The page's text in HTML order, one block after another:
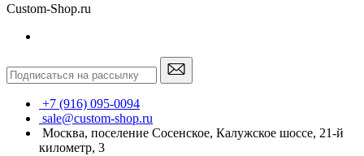
Custom-Shop.ru
+7 (916) 095-0094
sale@custom-shop.ru
Москва, поселение Сосенское, Калужское шоссе, 21-й
километр, 3